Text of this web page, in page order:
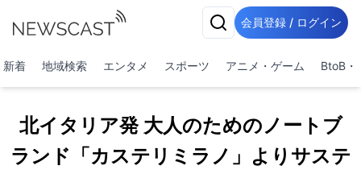
会員登録 / ログイン
新着 地域検索 エンタメ スポーツ アニメ・ゲーム BtoB・
北イタリア発 大人のためのノートブ
ランド「カステリミラノ」よりサステ